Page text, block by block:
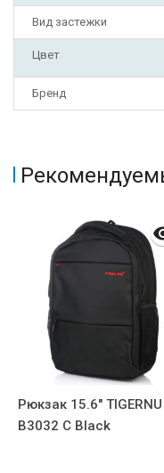
Вид застежки
Цвет
Бренд
Рюкзак 15.6"
В3032 C Black